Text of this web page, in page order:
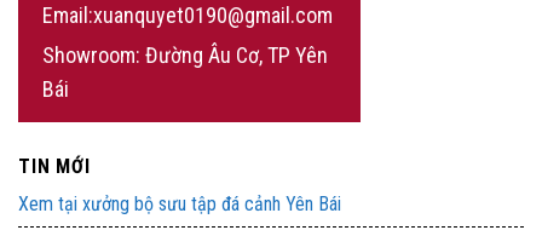
Email:xuanquyet0190@gmail.com
Showroom: Đường Âu Cơ, TP Yên
Bái
TIN MỚI
Xem tại xưởng bộ sưu tập đá cảnh Yên Bái